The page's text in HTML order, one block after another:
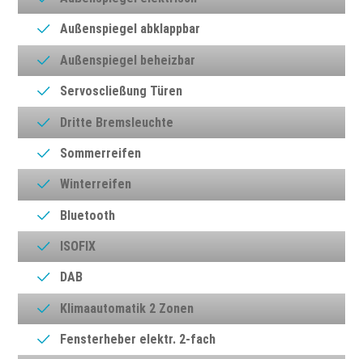
Außenspiegel abklappbar
Außenspiegel beheizbar
Servoscließung Türen
Dritte Bremsleuchte
Sommerreifen
Winterreifen
Bluetooth
ISOFIX
DAB
Klimaautomatik 2 Zonen
Fensterheber elektr. 2-fach